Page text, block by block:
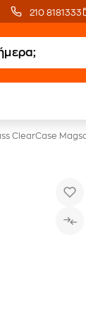
210 8181333
ClearCase